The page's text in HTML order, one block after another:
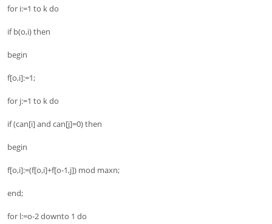
for i:=1 to k do
if b(o,i) then
begin
f[o,i]:=1;
for j:=1 to k do
if (can[i] and can[j]=0) then
begin
f[o,i]:=(f[o,i]+f[o-1,j]) mod maxn;
end;
for l:=o-2 downto 1 do